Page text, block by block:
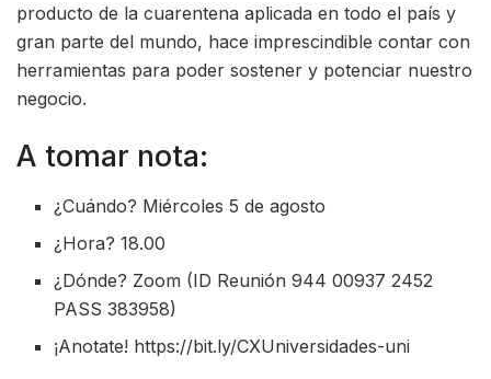
producto de la cuarentena aplicada en todo el país y
gran parte del mundo, hace imprescindible contar con
herramientas para poder sostener y potenciar nuestro
negocio.
A tomar nota:
¿Cuándo? Miércoles 5 de agosto
¿Hora? 18.00
¿Dónde? Zoom (ID Reunión 944 00937 2452
PASS 383958)
¡Anotate! https://bit.ly/CXUniversidades-uni